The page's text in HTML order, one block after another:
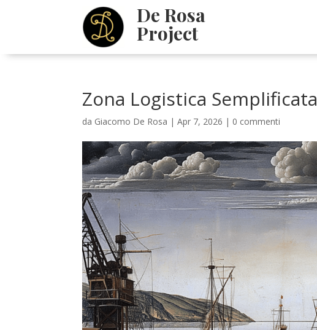
De Rosa
Project
Zona Logistica Semplificata
da Giacomo De Rosa |Apr 7, 2026 | 0 commenti